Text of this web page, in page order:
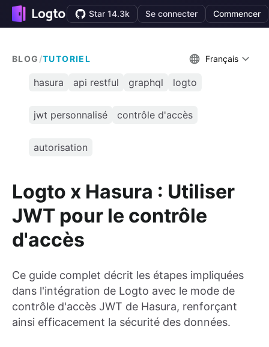
Star 14.3k Se connecter Commencer
BLOG /TUTORIEL Français
hasura api restful graphql logto
jwt personnalisé contrôle d'accès
autorisation
Logto x Hasura : Utiliser
JWT pour le contrôle
d'accès
Ce guide complet décrit les étapes impliquées
dans l'intégration de Logto avec le mode de
contrôle d'accès JWT de Hasura, renforçant
ainsi efficacement la sécurité des données.